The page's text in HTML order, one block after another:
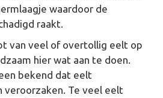
waardoor de
raakt.
van veel of overtollig eelt op
hier wat aan te doen.
bekend dat eelt
veroorzaken. Te veel eelt